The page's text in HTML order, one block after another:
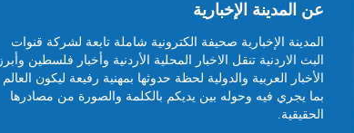
عن المدينة الإخبارية
المدينة الإخبارية صحيفة الكترونية شاملة تابعة لشركة قنوات
البث الاردنية تنقل الاخبار المحلية الأردنية وأخبار فلسطين وأبرز
الأخبار العربية والدولية لحظة حدوثها بمهنية رفيعة ليكون العالم
بما يجري فيه وحوله بين يديكم بالكلمة والصورة من مصادرها
الحقيقية.